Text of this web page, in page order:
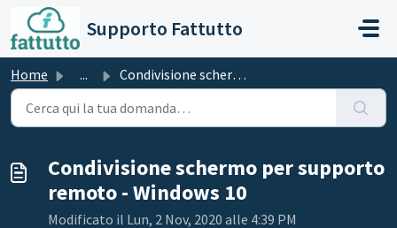
Salta al contenuto principale
Supporto Fattutto
Home ... Condivisione schermo per supporto remoto - Windows 10
Condivisione schermo per supporto
remoto - Windows 10
Modificato il Lun, 2 Nov, 2020 alle 4:39 PM